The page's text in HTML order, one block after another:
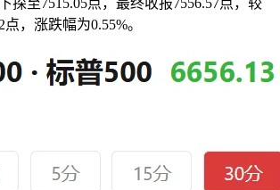
，涨跌幅为0.55%。